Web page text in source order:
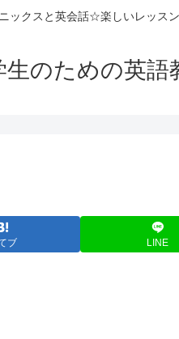
ックスと英会話☆楽しいレッス
生のための英
ブ LINE